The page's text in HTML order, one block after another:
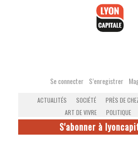
Se connecter S’enregistrer
ACTUALITÉS SOCIÉTÉ PRÈS DE
ART DE VIVRE
POLITIQUE
S'abonner à